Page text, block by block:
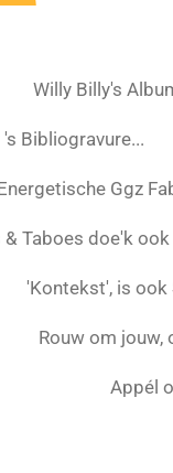
Willy Billy's
Bibliogravure...
Ggz
Taboes doe'k ook
'Kontekst', is ook
Rouw om jouw,
Appél